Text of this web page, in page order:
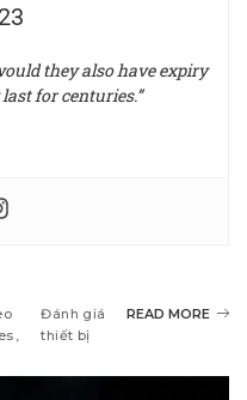
they also have expiry
for centuries.”
Đánh giá
thiết bị
READ MORE